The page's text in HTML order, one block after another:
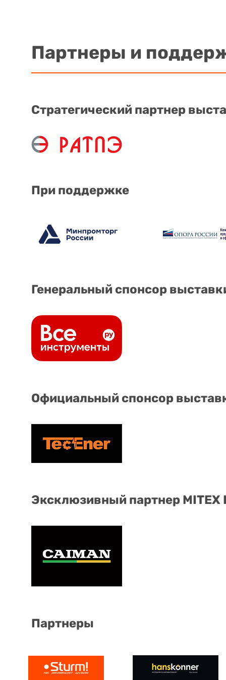
Партнеры и
Стратегический партнер
При поддержке
Генеральный спонсор
Официальный спонсор
Эксклюзивный партнер
Партнеры